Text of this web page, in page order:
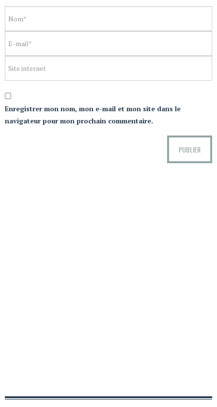
Enregistrer mon nom, mon e-mail et mon site dans le
navigateur pour mon prochain commentaire.